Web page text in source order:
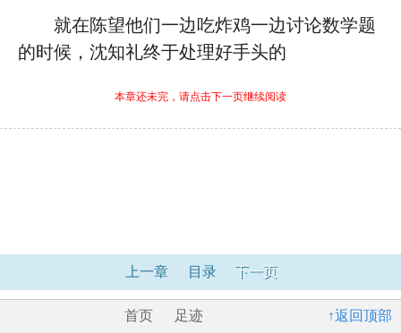
就在陈望他们一边吃炸鸡一边讨论数学题
的时候，沈知礼终于处理好手头的
本章还未完，请点击下一页继续阅读
上一章 目录 下一页
↑返回顶部
首页 足迹